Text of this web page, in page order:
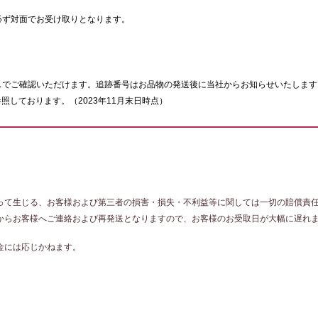
対面でお受け取りとなります。
ご確認いただけます。追跡番号はお品物の発送後に当社からお知らせいたしま
しております。（2023年11月末日時点）
生じる、お客様および第三者の損害・損失・不利益等に関しては一切の賠償責
お客様へご連絡および再発送となりますので、お客様のお受取日が大幅に遅れ
は応じかねます。